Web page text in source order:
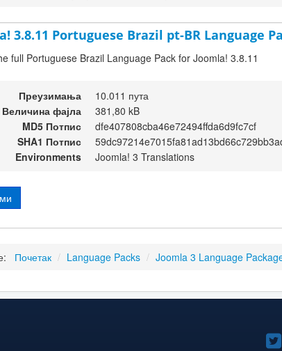
3.8.11 Portuguese Brazil pt-BR Language
full Portuguese Brazil Language Pack for Joomla! 3.8.11
Преузимања
10.011 пута
Величина фајла
381,80 kB
MD5 Потпис
dfe407808cba46e72494ffda6d9fc7cf
SHA1 Потпис
Environments
Joomla! 3 Translations
Почетак / Language Packs / Joomla 3 Language